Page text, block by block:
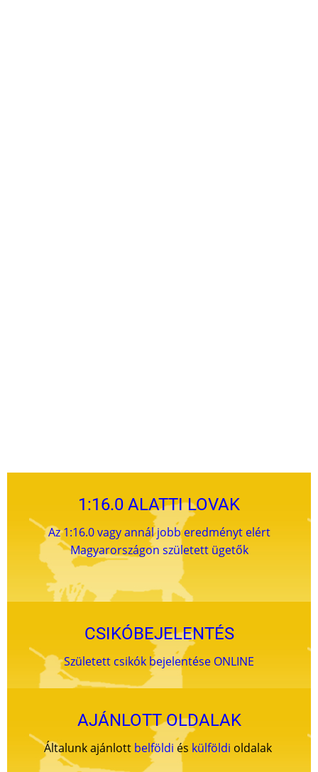
1:16.0 ALATTI LOVAK
Az 1:16.0 vagy annál jobb eredményt elért
Magyarországon született ügetők
CSIKÓBEJELENTÉS
Született csikók bejelentése ONLINE
AJÁNLOTT OLDALAK
Általunk ajánlott belföldi és külföldi oldalak